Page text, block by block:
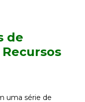
de
uma série de